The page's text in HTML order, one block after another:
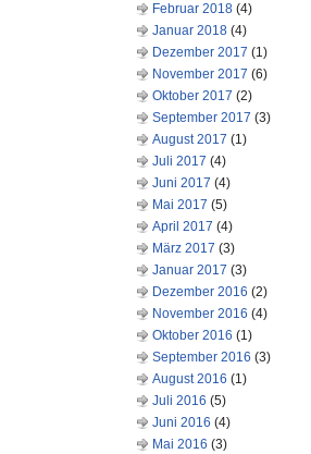
Februar 2018 (4)
Januar 2018 (4)
Dezember 2017 (1)
November 2017 (6)
Oktober 2017 (2)
September 2017 (3)
August 2017 (1)
Juli 2017 (4)
Juni 2017 (4)
Mai 2017 (5)
April 2017 (4)
März 2017 (3)
Januar 2017 (3)
Dezember 2016 (2)
November 2016 (4)
Oktober 2016 (1)
September 2016 (3)
August 2016 (1)
Juli 2016 (5)
Juni 2016 (4)
Mai 2016 (3)